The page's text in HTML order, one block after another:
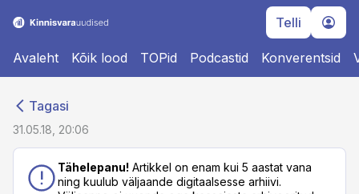
Telli
Avaleht Kõik lood TOPid Podcastid Konverentsid
Tagasi
31.05.18, 20:06
Tähelepanu! Artikkel on enam kui 5 aastat vana
ning kuulub väljaande digitaalsesse arhiivi.